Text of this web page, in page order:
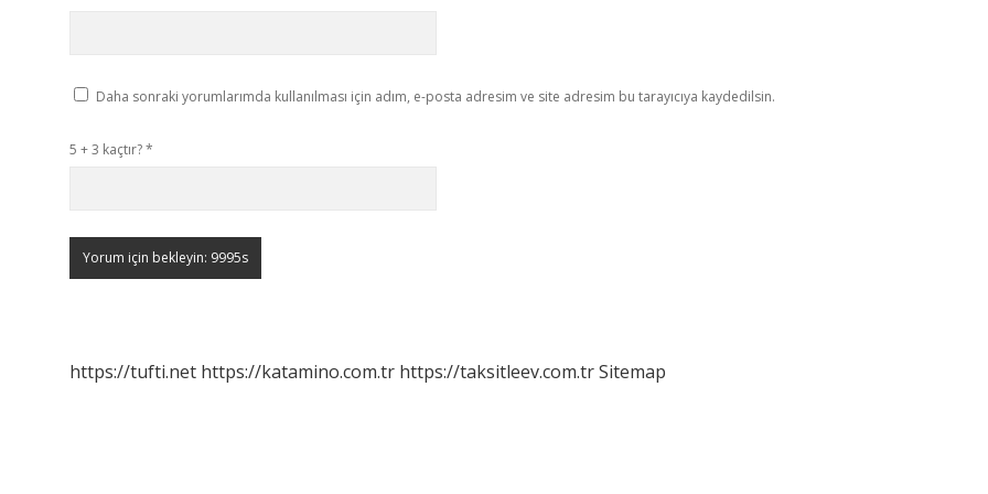
Daha sonraki yorumlarımda kullanılması için adım, e-posta adresim ve site adresim bu tarayıcıya kaydedilsin.
5 + 3 kaçtır?*
https://tufti.net https://katamino.com.tr https://taksitleev.com.trSitemap